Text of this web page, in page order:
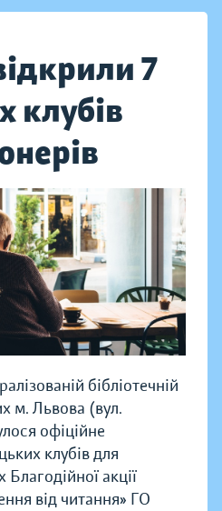
7
клубів
бібліотечній
м. Львова (вул.
офіційне
клубів для
акції
від читання» ГО